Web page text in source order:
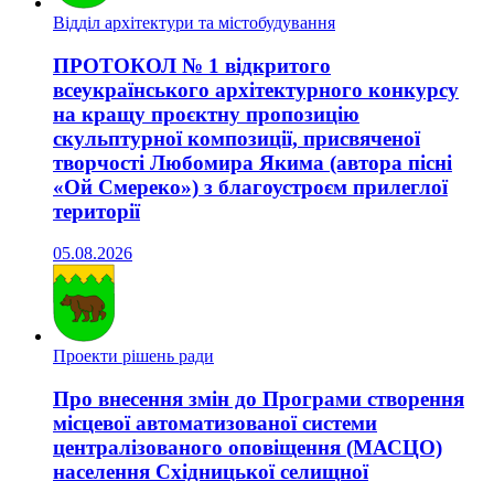
Відділ архітектури та містобудування
ПРОТОКОЛ № 1 відкритого
всеукраїнського архітектурного конкурсу
на кращу проєктну пропозицію
скульптурної композиції, присвяченої
творчості Любомира Якима (автора пісні
«Ой Смереко») з благоустроєм прилеглої
території
05.08.2026
Проекти рішень ради
Про внесення змін до Програми створення
місцевої автоматизованої системи
централізованого оповіщення (МАСЦО)
населення Східницької селищної